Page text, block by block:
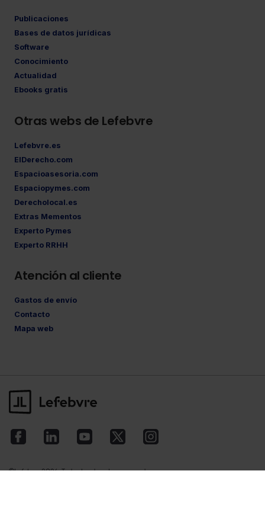
Publicaciones
Bases de datos jurídicas
Software
Conocimiento
Actualidad
Ebooks gratis
Otras webs de Lefebvre
Lefebvre.es
ElDerecho.com
Espacioasesoria.com
Espaciopymes.com
Derecholocal.es
Extras Mementos
Experto Pymes
Experto RRHH
Atención al cliente
Gastos de envío
Contacto
Mapa web
©Lefebvre2026. Todos los derechos reservados.